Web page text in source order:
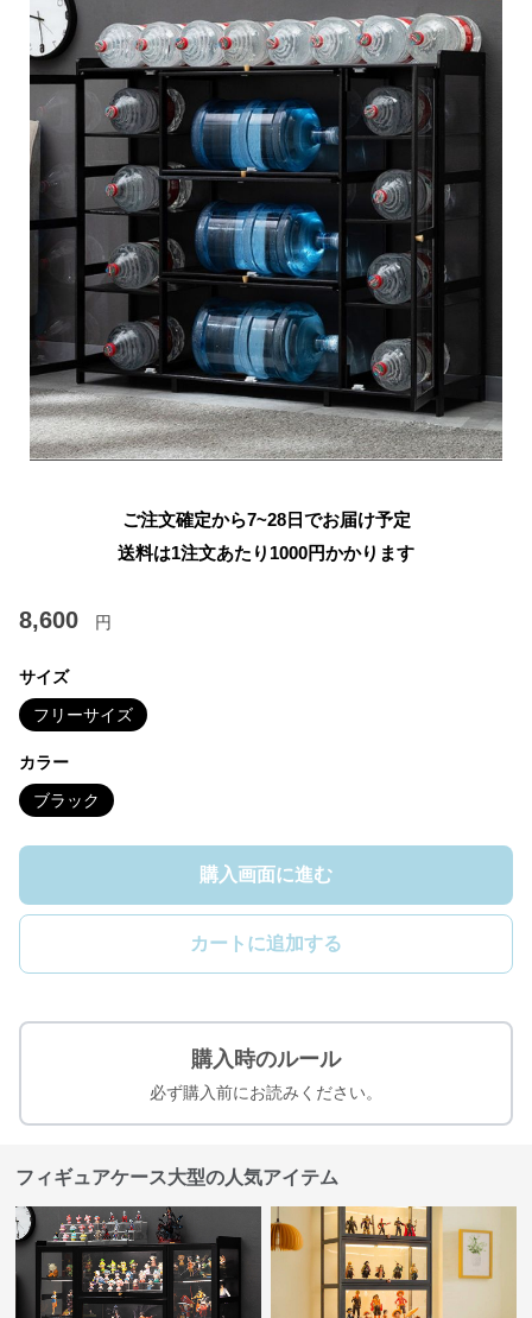
ご注文確定から7~28日でお届け予定
送料は1注文あたり 1000円かかります
8,600 円
サイズ
フリーサイズ
カラー
ブラック
購入画面に進む
カートに追加する
購入時のルール
必ず購入前にお読みください。
フィギュアケース大型の人気アイテム